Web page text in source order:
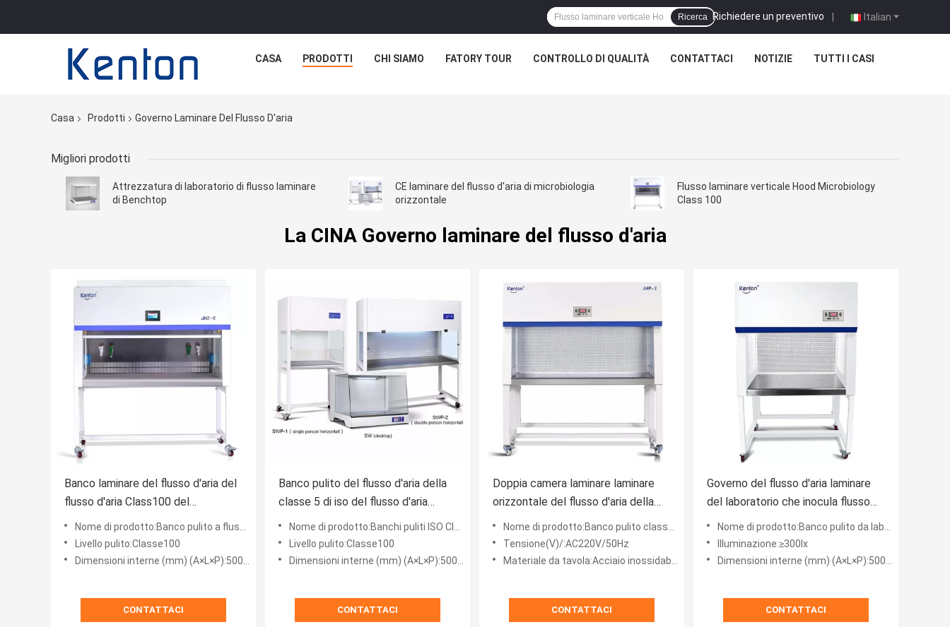
Italian
Richiedere un preventivo |
Ricerca
CASA PRODOTTI CHI SIAMO FATORY TOUR CONTROLLO DI QUALITÀ CONTATTACI NOTIZIE TUTTI I CASI
Casa Prodotti Governo Laminare Del Flusso D'aria
Migliori prodotti
Attrezzatura di laboratorio di flusso laminare
di Benchtop
CE laminare del flusso d'aria di microbiologia
orizzontale
Flusso laminare verticale Hood Microbiology
Class 100
La CINA Governo laminare del flusso d'aria
Banco laminare del flusso d'aria del
flusso d'aria Class100 del
laboratorio orizzontale laminare del
Governo
Nome di prodotto:Banco pulito a flusso laminare
Livello pulito:Classe100
Dimensioni interne (mm) (A×L×P):500*1250*550
CONTATTACI
Banco pulito del flusso d'aria della
classe 5 di iso del flusso d'aria
laminare verticale laminare del
Governo per il laboratorio
Nome di prodotto:Banchi puliti ISO Classe 5
Livello pulito:Classe100
Dimensioni interne (mm) (A×L×P):500*1250*550
CONTATTACI
Doppia camera laminare laminare
orizzontale del flusso d'aria della
classe 100 HEPA del flusso d'aria
Nome di prodotto:Banco pulito classe 100
Tensione(V)/:AC220V/50Hz
Materiale da tavola:Acciaio inossidabile 304
CONTATTACI
Governo del flusso d'aria laminare
del laboratorio che inocula flusso
laminare Hood Horizontal del ciclo
Nome di prodotto:Banco pulito da laboratorio
Illuminazione:≥300lx
Dimensioni interne (mm) (A×L×P):500*700*550
CONTATTACI